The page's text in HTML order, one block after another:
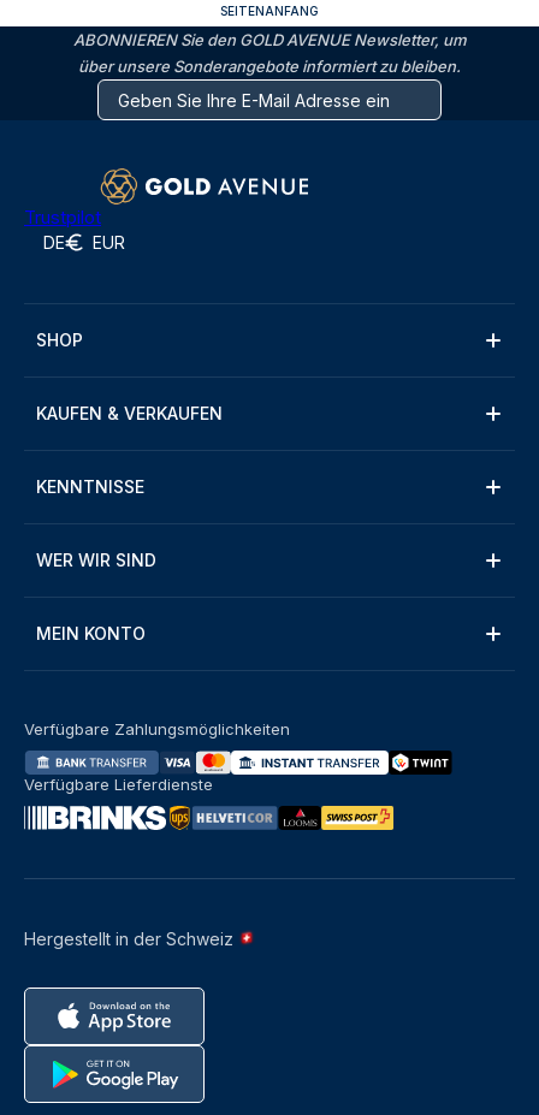
SEITENANFANG
ABONNIEREN Sie den GOLD AVENUE Newsletter, um
über unsere Sonderangebote informiert zu bleiben.
Trustpilot
DE EUR
SHOP
KAUFEN & VERKAUFEN
KENNTNISSE
WER WIR SIND
MEIN KONTO
Hergestellt in der Schweiz
Verfügbare Zahlungsmöglichkeiten
Verfügbare Lieferdienste